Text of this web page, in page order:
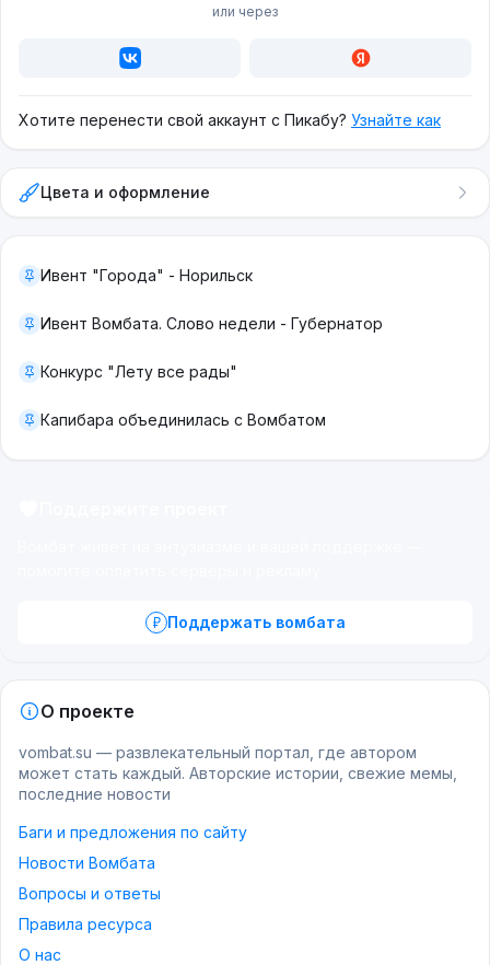
или через
Хотите перенести свой аккаунт с Пикабу? Узнайте как
Цвета и оформление
Ивент "Города" - Норильск
Ивент Вомбата. Слово недели - Губернатор
Конкурс "Лету все рады"
Капибара объединилась с Вомбатом
Поддержать вомбата
О проекте
vombat.su — развлекательный портал, где автором
может стать каждый. Авторские истории, свежие мемы,
последние новости
Баги и предложения по сайту
Новости Вомбата
Вопросы и ответы
Правила ресурса
О нас